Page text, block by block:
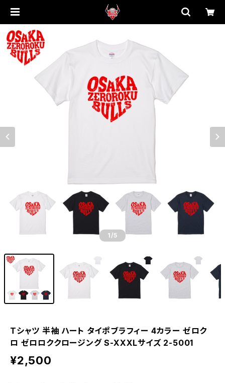
1 /5
Tシャツ 半袖 ハート タイポブラフィー 4カラー ゼロク
ロ ゼロロククロージング S-XXXLサイズ 2-5001
¥2,500